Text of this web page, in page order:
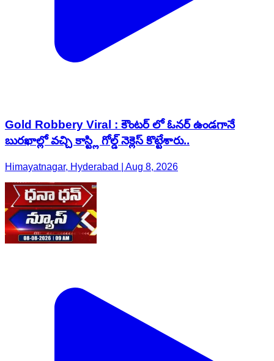
Gold Robbery Viral : కౌంటర్ లో ఓనర్ ఉండగానే
బురఖాల్లో వచ్చి కాస్ట్లి గోల్డ్ నెక్లెస్ కొట్టేశారు..
Himayatnagar, Hyderabad | Aug 8, 2026